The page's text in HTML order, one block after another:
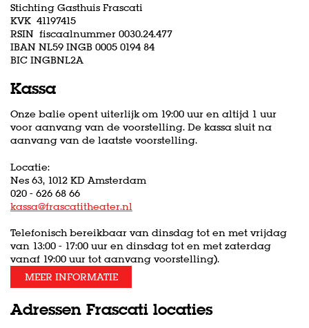
Stichting Gasthuis Frascati
KVK 41197415
RSIN fiscaalnummer 0030.24.477
IBAN NL59 INGB 0005 0194 84
BIC INGBNL2A
Kassa
Onze balie opent uiterlijk om 19:00 uur en altijd 1 uur
voor aanvang van de voorstelling. De kassa sluit na
aanvang van de laatste voorstelling.
Locatie:
Nes 63, 1012 KD Amsterdam
020 - 626 68 66
kassa@frascatitheater.nl
Telefonisch bereikbaar van dinsdag tot en met vrijdag
van 13:00 - 17:00 uur en dinsdag tot en met zaterdag
vanaf 19:00 uur tot aanvang voorstelling).
MEER INFORMATIE
Adressen Frascati locaties